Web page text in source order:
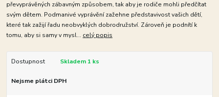
převyprávěných zábavným způsobem, tak aby je rodiče mohli předčítat
svým dětem. Podmanivé vyprávění zažehne představivost vašich dětí,
které tak zažijí řadu neobvyklých dobrodružství. Zároveň je podnítí k
tomu, aby si samy v mysl... celý popis
Dostupnost Skladem 1 ks
Nejsme plátci DPH